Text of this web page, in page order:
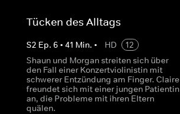
Tücken des Alltags
S2 Ep.6 •41 Min. • HD
12
Shaun und Morgan streiten sich über
den Fall einer Konzertviolinistin mit
schwerer Entzündung am Finger. Claire
freundet sich mit einer jungen Patientin
an, die Probleme mit ihren Eltern
quälen.